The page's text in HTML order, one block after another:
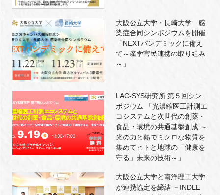
大阪公立大学・長崎大学 感
染症合同シンポジウムを開催
「NEXTパンデミックに備え
て～産学官民連携の取り組み
～」
LAC-SYS研究所 第５回シン
ポジウム 「光濃縮医工計測エ
コシステムと次世代の創薬・
食品・環境の共通基盤創成 ～
光の力と熱でミクロな物質を
集めてヒトと地球の「健康を
守る」未来の技術～」
大阪公立大学と南洋理工大学
が連携協定を締結 －INDEE